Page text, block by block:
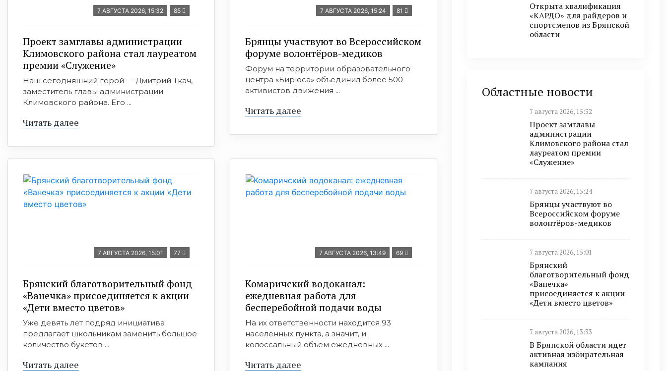
7 АВГУСТА 2026, 15:32 85
Проект замглавы администрации
Климовского района стал лауреатом
премии «Служение»
Наш сегодняшний герой — Дмитрий Ткач,
заместитель главы администрации
Климовского района. Его ...
Читать далее
7 АВГУСТА 2026, 15:24 81
Брянцы участвуют во Всероссийском
форуме волонтёров-медиков
Форум на территории образовательного
центра «Бирюса» объединил более 500
активистов движения ...
Читать далее
7 АВГУСТА 2026, 15:01 77
Брянский благотворительный фонд
«Ванечка» присоединяется к акции
«Дети вместо цветов»
Уже девять лет подряд инициатива
предлагает школьникам заменить большое
количество букетов ...
Читать далее
7 АВГУСТА 2026, 13:49 69
Комаричский водоканал:
ежедневная работа для
бесперебойной подачи воды
На их ответственности находится 93
населенных пункта, а значит, и
колоссальный объем ежедневных ...
Читать далее
Открыта квалификация
«КАРДО» для райдеров и
спортсменов из Брянской
области
Областные новости
7 августа 2026, 15:32
Проект замглавы
администрации
Климовского района стал
лауреатом премии
«Служение»
7 августа 2026, 15:24
Брянцы участвуют во
Всероссийском форуме
волонтёров-медиков
7 августа 2026, 15:01
Брянский
благотворительный фонд
«Ванечка»
присоединяется к акции
«Дети вместо цветов»
7 августа 2026, 13:33
В Брянской области идет
активная избирательная
кампания